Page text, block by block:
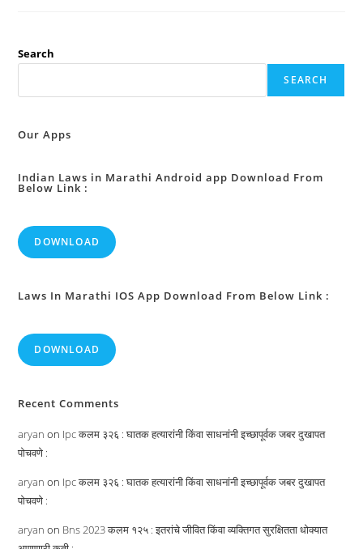
अभ्यर्पण
Search
SEARCH
Our Apps
Indian Laws in Marathi Android app Download From
Below Link :
DOWNLOAD
Laws In Marathi IOS App Download From Below Link :
DOWNLOAD
Recent Comments
aryan on Ipc कलम ३२६ : घातक हत्यारांनी किंवा साधनांनी इच्छापूर्वक जबर दुखापत
पोचवणे :
aryan on Ipc कलम ३२६ : घातक हत्यारांनी किंवा साधनांनी इच्छापूर्वक जबर दुखापत
पोचवणे :
aryan on Bns 2023 कलम १२५ : इतरांचे जीवित किंवा व्यक्तिगत सुरक्षितता धोक्यात